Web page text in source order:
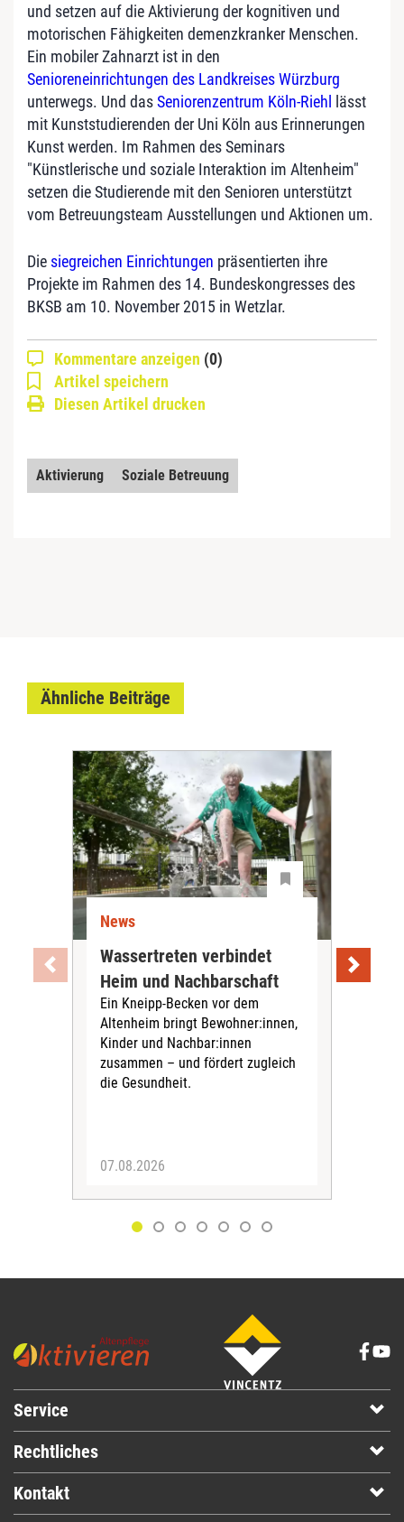
und setzen auf die Aktivierung der kognitiven und
motorischen Fähigkeiten demenzkranker Menschen.
Ein mobiler Zahnarzt ist in den
Senioreneinrichtungen des Landkreises Würzburg
unterwegs. Und dasSeniorenzentrum Köln-Riehl lässt
mit Kunststudierenden der Uni Köln aus Erinnerungen
Kunst werden. Im Rahmen des Seminars
"Künstlerische und soziale Interaktion im Altenheim"
setzen die Studierende mit den Senioren unterstützt
vom Betreuungsteam Ausstellungen und Aktionen um.
Die siegreichen Einrichtungen präsentierten ihre
Projekte im Rahmen des 14. Bundeskongresses des
BKSB am 10. November 2015 in Wetzlar.
Kommentare anzeigen (0)
Artikel speichern
Diesen Artikel drucken
Aktivierung Soziale Betreuung
Ähnliche Beiträge
News
Wassertreten verbindet
Heim und Nachbarschaft
Ein Kneipp-Becken vor dem
Altenheim bringt Bewohner:innen,
Kinder und Nachbar:innen
zusammen – und fördert zugleich
die Gesundheit.
07.08.2026
Service
Rechtliches
Kontakt